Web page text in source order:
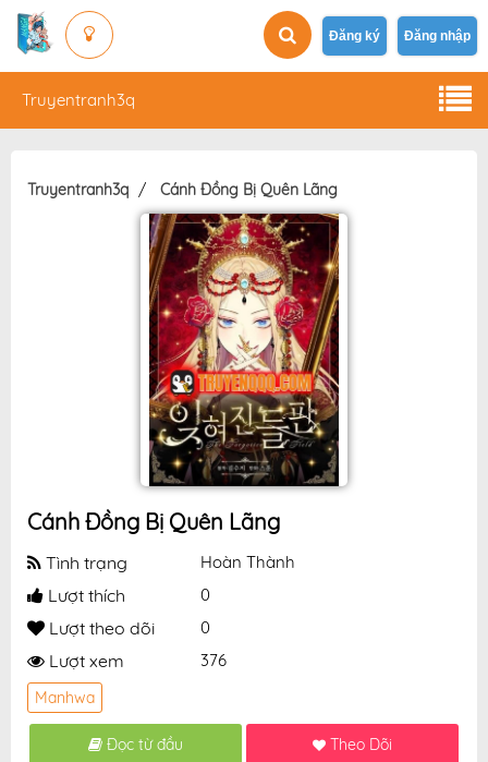
Đăng ký Đăng nhập
Truyentranh3q
Truyentranh3q Cánh Đồng Bị Quên Lãng
Cánh Đồng Bị Quên Lãng
Tình trạng Hoàn Thành
Lượt thích 0
Lượt theo dõi 0
Lượt xem 376
Manhwa
Đọc từ đầu Theo Dõi